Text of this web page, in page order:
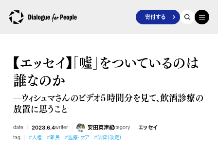
寄付する
【エッセイ】「嘘」をついているのは
誰なのか
―ウィシュマさんのビデオ５時間分を見て、飲酒診療の
放置に思うこと
date 2023.6.4writer 安田菜津紀category エッセイ
tag #人権 #難民 #医療・ケア #法律（改定）